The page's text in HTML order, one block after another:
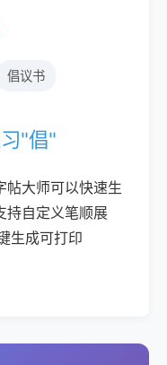
倡议书
"倡"
帖大师可以快速生
持自定义笔顺展
生成可打印